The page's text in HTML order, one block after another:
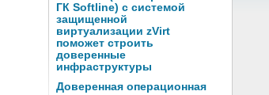
ГК Softline) с системой
защищенной
виртуализации zVirt
поможет строить
доверенные
инфраструктуры
Доверенная операционная